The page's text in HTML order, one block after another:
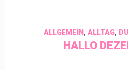
ALLGEMEIN, ALLTAG,
HALLO